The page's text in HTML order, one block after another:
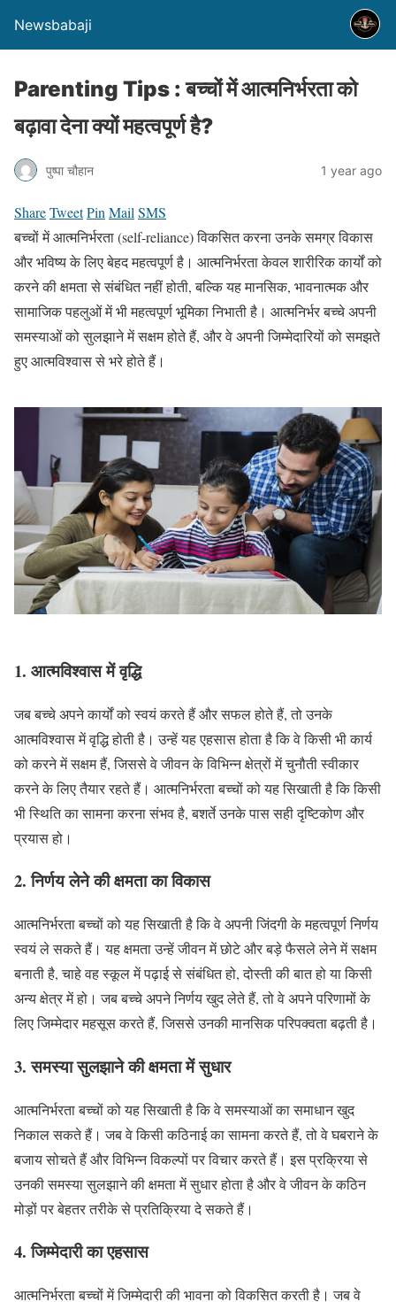
Newsbabaji
Parenting Tips : बच्चों में आत्मनिर्भरता को
बढ़ावा देना क्यों महत्वपूर्ण है?
पुष्पा चौहान 1 year ago
ShareTweetPin Mail SMS
बच्चों में आत्मनिर्भरता (self-reliance) विकसित करना उनके समग्र विकास
और भविष्य के लिए बेहद महत्वपूर्ण है। आत्मनिर्भरता केवल शारीरिक कार्यों को
करने की क्षमता से संबंधित नहीं होती, बल्कि यह मानसिक, भावनात्मक और
सामाजिक पहलुओं में भी महत्वपूर्ण भूमिका निभाती है। आत्मनिर्भर बच्चे अपनी
समस्याओं को सुलझाने में सक्षम होते हैं, और वे अपनी जिम्मेदारियों को समझते
हुए आत्मविश्वास से भरे होते हैं।
1. आत्मविश्वास में वृद्धि
जब बच्चे अपने कार्यों को स्वयं करते हैं और सफल होते हैं, तो उनके
आत्मविश्वास में वृद्धि होती है। उन्हें यह एहसास होता है कि वे किसी भी कार्य
को करने में सक्षम हैं, जिससे वे जीवन के विभिन्न क्षेत्रों में चुनौती स्वीकार
करने के लिए तैयार रहते हैं। आत्मनिर्भरता बच्चों को यह सिखाती है कि किसी
भी स्थिति का सामना करना संभव है, बशर्ते उनके पास सही दृष्टिकोण और
प्रयास हो।
2.निर्णय लेने की क्षमता का विकास
आत्मनिर्भरता बच्चों को यह सिखाती है कि वे अपनी जिंदगी के महत्वपूर्ण निर्णय
स्वयं ले सकते हैं। यह क्षमता उन्हें जीवन में छोटे और बड़े फैसले लेने में सक्षम
बनाती है, चाहे वह स्कूल में पढ़ाई से संबंधित हो, दोस्ती की बात हो या किसी
अन्य क्षेत्र में हो। जब बच्चे अपने निर्णय खुद लेते हैं, तो वे अपने परिणामों के
लिए जिम्मेदार महसूस करते हैं, जिससे उनकी मानसिक परिपक्वता बढ़ती है।
3.समस्या सुलझाने की क्षमता में सुधार
आत्मनिर्भरता बच्चों को यह सिखाती है कि वे समस्याओं का समाधान खुद
निकाल सकते हैं। जब वे किसी कठिनाई का सामना करते हैं, तो वे घबराने के
बजाय सोचते हैं और विभिन्न विकल्पों पर विचार करते हैं। इस प्रक्रिया से
उनकी समस्या सुलझाने की क्षमता में सुधार होता है और वे जीवन के कठिन
मोड़ों पर बेहतर तरीके से प्रतिक्रिया दे सकते हैं।
4.जिम्मेदारी का एहसास
आत्मनिर्भरता बच्चों में जिम्मेदारी की भावना को विकसित करती है। जब वे